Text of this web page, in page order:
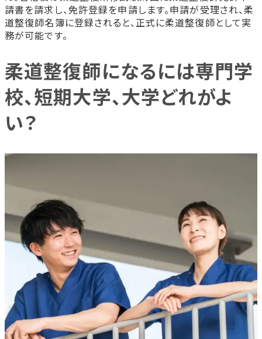
請書を請求し、免許登録を申請します。申請が受理され、柔
道整復師名簿に登録されると、正式に柔道整復師として実
務が可能です。
柔道整復師になるには専門学
校、短期大学、大学どれがよ
い？